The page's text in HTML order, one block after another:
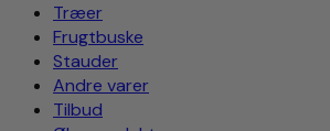
Træer
Frugtbuske
Stauder
Andre varer
Tilbud